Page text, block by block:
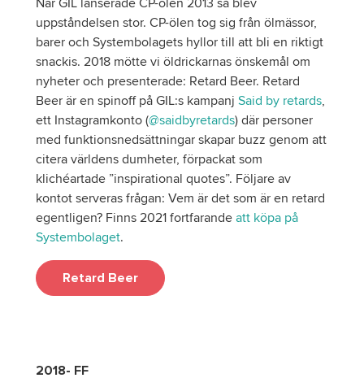
När GIL lanserade CP-ölen 2013 så blev
uppståndelsen stor. CP-ölen tog sig från ölmässor,
barer och Systembolagets hyllor till att bli en riktigt
snackis. 2018 mötte vi öldrickarnas önskemål om
nyheter och presenterade: Retard Beer. Retard
Beer är en spinoff på GIL:s kampanj Said by retards,
ett Instagramkonto (@saidbyretards) där personer
med funktionsnedsättningar skapar buzz genom att
citera världens dumheter, förpackat som
klichéartade ”inspirational quotes”. Följare av
kontot serveras frågan: Vem är det som är en retard
egentligen? Finns 2021 fortfarande att köpa på
Systembolaget.
Retard Beer
2018- FF